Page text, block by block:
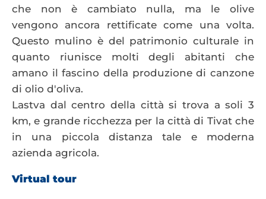
che non è cambiato nulla, ma le olive
vengono ancora rettificate come una volta.
Questo mulino è del patrimonio culturale in
quanto riunisce molti degli abitanti che
amano il fascino della produzione di canzone
di olio d'oliva.
Lastva dal centro della città si trova a soli 3
km, e grande ricchezza per la città di Tivat che
in una piccola distanza tale e moderna
azienda agricola.
Virtual tour